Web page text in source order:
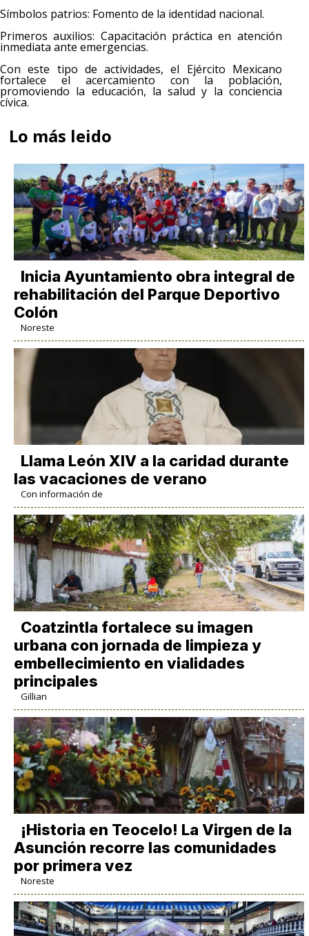
Símbolos patrios: Fomento de la identidad nacional.
Primeros auxilios: Capacitación práctica en atención
inmediata ante emergencias.
Con este tipo de actividades, el Ejército Mexicano
fortalece el acercamiento con la población,
promoviendo la educación, la salud y la conciencia
cívica.
Lo más leido
Inicia Ayuntamiento obra integral de
rehabilitación del Parque Deportivo
Colón
Noreste
Llama León XIV a la caridad durante
las vacaciones de verano
Con información de
Coatzintla fortalece su imagen
urbana con jornada de limpieza y
embellecimiento en vialidades
principales
Gillian
​¡Historia en Teocelo! La Virgen de la
Asunción recorre las comunidades
por primera vez
Noreste